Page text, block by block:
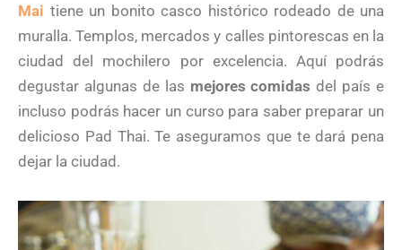
Mai tiene un bonito casco histórico rodeado de una
muralla. Templos, mercados y calles pintorescas en la
ciudad del mochilero por excelencia. Aquí podrás
degustar algunas de las mejores comidas del país e
incluso podrás hacer un curso para saber preparar un
delicioso Pad Thai. Te aseguramos que te dará pena
dejar la ciudad.